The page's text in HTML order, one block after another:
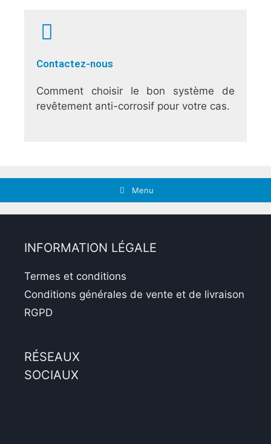
Contactez-nous
Comment choisir le bon système de
revêtement anti-corrosif pour votre cas.
Menu
INFORMATION LÉGALE
Termes et conditions
Conditions générales de vente et de livraison
RGPD
RÉSEAUX
SOCIAUX